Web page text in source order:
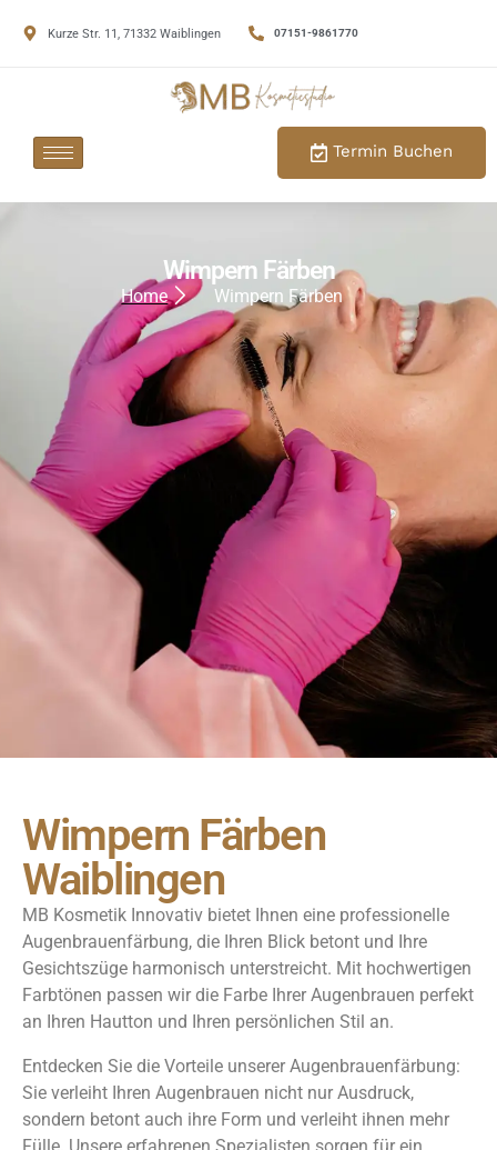
Kurze Str. 11, 71332 Waiblingen 07151-9861770
Termin Buchen
Wimpern Färben
Home Wimpern Färben
Wimpern Färben
Waiblingen
MB Kosmetik Innovativ bietet Ihnen eine professionelle
Augenbrauenfärbung, die Ihren Blick betont und Ihre
Gesichtszüge harmonisch unterstreicht. Mit hochwertigen
Farbtönen passen wir die Farbe Ihrer Augenbrauen perfekt
an Ihren Hautton und Ihren persönlichen Stil an.
Entdecken Sie die Vorteile unserer Augenbrauenfärbung:
Sie verleiht Ihren Augenbrauen nicht nur Ausdruck,
sondern betont auch ihre Form und verleiht ihnen mehr